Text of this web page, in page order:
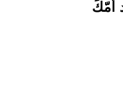
أمّكَ